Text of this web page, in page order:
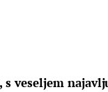
s veseljem